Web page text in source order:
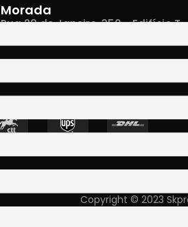
Morada
Rua 28 de Janeiro, 350 - Edifício T -
Copyright © 2023